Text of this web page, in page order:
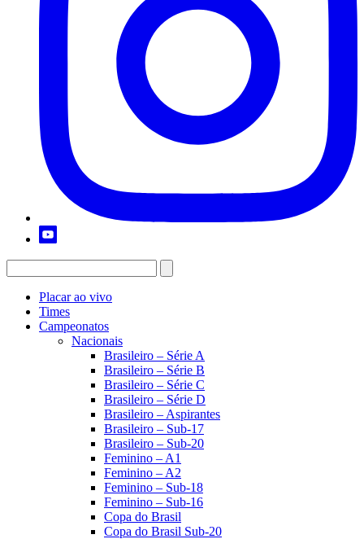
Placar ao vivo
Times
Campeonatos
Nacionais
Brasileiro – Série A
Brasileiro – Série B
Brasileiro – Série C
Brasileiro – Série D
Brasileiro – Aspirantes
Brasileiro – Sub-17
Brasileiro – Sub-20
Feminino – A1
Feminino – A2
Feminino – Sub-18
Feminino – Sub-16
Copa do Brasil
Copa do Brasil Sub-20